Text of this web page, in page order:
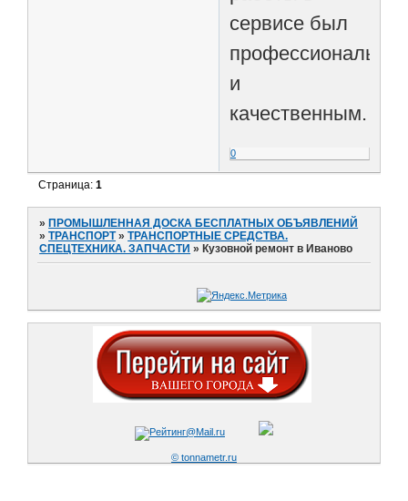
сервисе был
и
качественным.
0
Страница:1
» ПРОМЫШЛЕННАЯ ДОСКА БЕСПЛАТНЫХ ОБЪЯВЛЕНИЙ
»ТРАНСПОРТ »ТРАНСПОРТНЫЕ СРЕДСТВА.
СПЕЦТЕХНИКА. ЗАПЧАСТИ » Кузовной ремонт в Иваново
© tonnametr.ru